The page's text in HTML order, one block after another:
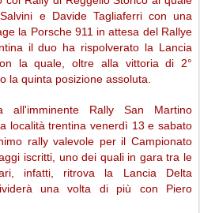
e Davide Tagliaferri con una
la Porsche 911 in attesa del Rallye
il duo ha rispolverato la Lancia
la quale, oltre alla vittoria di 2°
la quinta posizione assoluta.
all'imminente Rally San Martino
località trentina venerdì 13 e sabato
rally valevole per il Campionato
iscritti, uno dei quali in gara tra le
infatti, ritrova la Lancia Delta
una volta di più con Piero